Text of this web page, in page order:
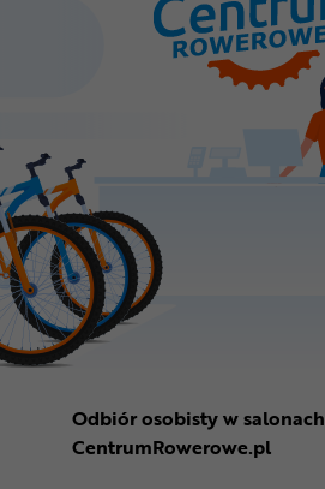
Odbiór osobisty w salonach
CentrumRowerowe.pl